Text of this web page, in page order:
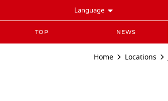
Language
TOP NEWS
Home Locations